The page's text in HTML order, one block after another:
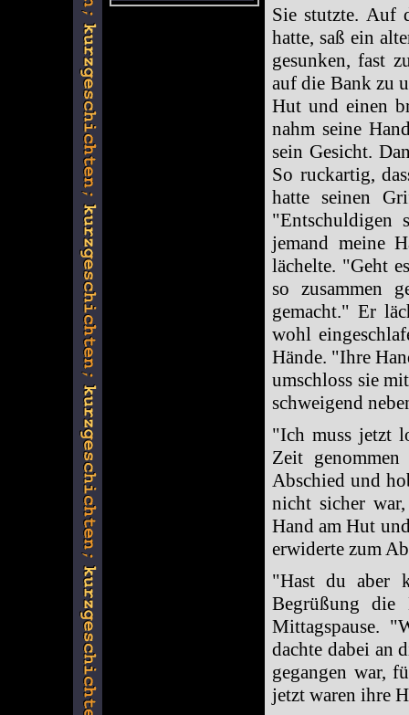
Sie stutzte. Auf
hatte, saß ein
gesunken, fast
auf die Bank zu
Hut und einen
nahm seine
sein Gesicht.
So ruckartig,
hatte seinen
"Entschuldigen
jemand meine
lächelte. "Geht
so zusammen
gemacht." Er
wohl
Hände. "Ihre
umschloss sie
schweigend
"Ich muss jetzt
Zeit
Abschied und
nicht sicher
Hand am Hut
erwiderte zum
"Hast du aber
Begrüßung die
Mittagspause.
dachte dabei an
gegangen war,
jetzt waren ihre